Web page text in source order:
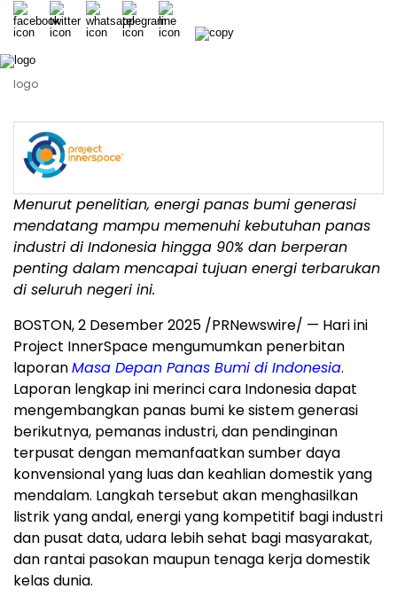
logo
Menurut penelitian, energi panas bumi generasi
mendatang mampu memenuhi kebutuhan panas
industri di Indonesia hingga 90% dan berperan
penting dalam mencapai tujuan energi terbarukan
di seluruh negeri ini.
BOSTON,2 Desember 2025 /PRNewswire/ — Hari ini
Project InnerSpace mengumumkan penerbitan
laporanMasa Depan Panas Bumi di Indonesia.
Laporan lengkap ini merinci cara Indonesiadapat
mengembangkan panas bumi ke sistem generasi
berikutnya, pemanas industri, dan pendinginan
terpusat dengan memanfaatkan sumber daya
konvensional yang luas dan keahlian domestik yang
mendalam. Langkah tersebut akan menghasilkan
listrik yang andal, energi yang kompetitif bagi industri
dan pusat data, udara lebih sehat bagi masyarakat,
dan rantai pasokan maupun tenaga kerja domestik
kelas dunia.